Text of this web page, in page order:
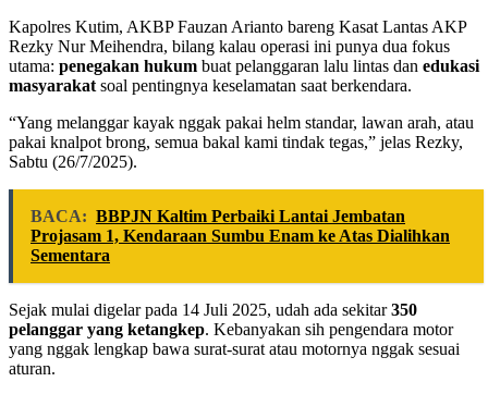
Kapolres Kutim, AKBP Fauzan Arianto bareng Kasat Lantas AKP
Rezky Nur Meihendra, bilang kalau operasi ini punya dua fokus
utama: penegakan hukum buat pelanggaran lalu lintas dan edukasi
masyarakat soal pentingnya keselamatan saat berkendara.
“Yang melanggar kayak nggak pakai helm standar, lawan arah, atau
pakai knalpot brong, semua bakal kami tindak tegas,” jelas Rezky,
Sabtu (26/7/2025).
BACA: BBPJN Kaltim Perbaiki Lantai Jembatan
Projasam 1, Kendaraan Sumbu Enam ke Atas Dialihkan
Sementara
Sejak mulai digelar pada 14 Juli 2025, udah ada sekitar350
pelanggar yang ketangkep. Kebanyakan sih pengendara motor
yang nggak lengkap bawa surat-surat atau motornya nggak sesuai
aturan.